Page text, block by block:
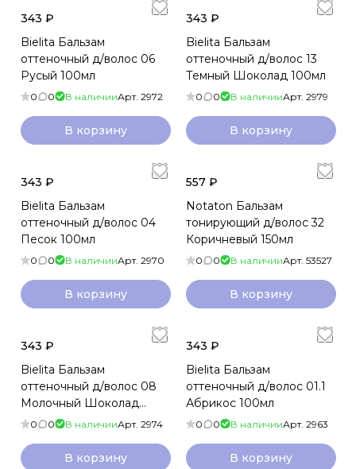
343 ₽
Bielita Бальзам
оттеночный д/волос 06
Русый 100мл
0 0 В наличииАрт. 2972
В корзину
343 ₽
Bielita Бальзам
оттеночный д/волос 13
Темный Шоколад 100мл
0 0 В наличииАрт. 2979
В корзину
343 ₽
Bielita Бальзам
оттеночный д/волос 04
Песок 100мл
0 0 В наличииАрт. 2970
В корзину
557 ₽
Notaton Бальзам
тонирующий д/волос 32
Коричневый 150мл
0 0 В наличииАрт. 53527
В корзину
343 ₽
Bielita Бальзам
оттеночный д/волос 08
Молочный Шоколад
100мл
0 0 В наличииАрт. 2974
В корзину
343 ₽
Bielita Бальзам
оттеночный д/волос 01.1
Абрикос 100мл
0 0 В наличииАрт. 2963
В корзину